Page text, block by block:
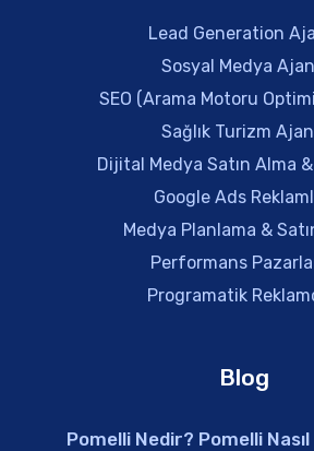
Lead Generation
Sosyal Medya
SEO (Arama Motoru
Sağlık Turizm
Dijital Medya Satın Alma
Google Ads
Medya Planlama &
Performans
Programatik
Blog
Pomelli Nedir? Pomelli Nasıl